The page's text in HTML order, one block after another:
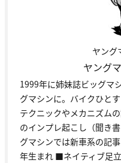
ヤング
ヤング
1999年に姉妹誌ビッグマ
グマシンに。バイクひと
テクニックやメカニズム
のインプレ起こし（聞き
グマシンでは新車系の記
年生まれ ■ネイティブ足